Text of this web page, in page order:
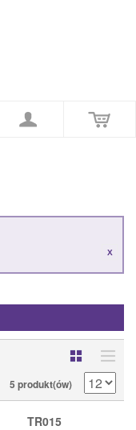
5 produkt(ów)
TR015